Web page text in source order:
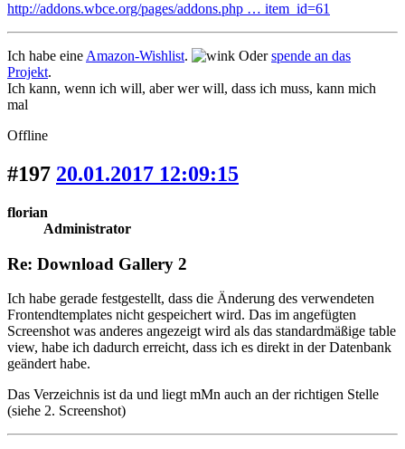
http://addons.wbce.org/pages/addons.php … item_id=61
Ich habe eine Amazon-Wishlist. Oderspende an das
Projekt.
Ich kann, wenn ich will, aber wer will, dass ich muss, kann mich
mal
Offline
#197 20.01.2017 12:09:15
florian
Administrator
Re: Download Gallery 2
Ich habe gerade festgestellt, dass die Änderung des verwendeten
Frontendtemplates nicht gespeichert wird. Das im angefügten
Screenshot was anderes angezeigt wird als das standardmäßige table
view, habe ich dadurch erreicht, dass ich es direkt in der Datenbank
geändert habe.
Das Verzeichnis ist da und liegt mMn auch an der richtigen Stelle
(siehe 2. Screenshot)